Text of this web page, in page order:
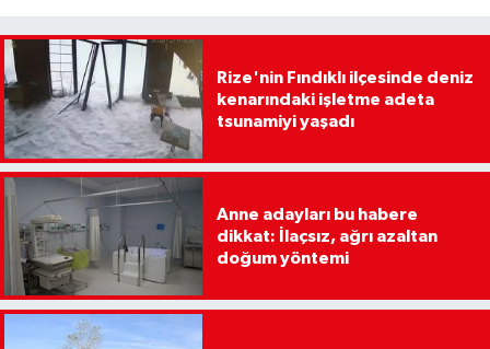
Rize'nin Fındıklı ilçesinde deniz
kenarındaki işletme adeta
tsunamiyi yaşadı
Anne adayları bu habere
dikkat: İlaçsız, ağrı azaltan
doğum yöntemi